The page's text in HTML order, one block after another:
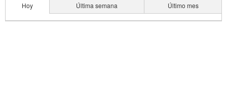
Hoy Última semana Último mes